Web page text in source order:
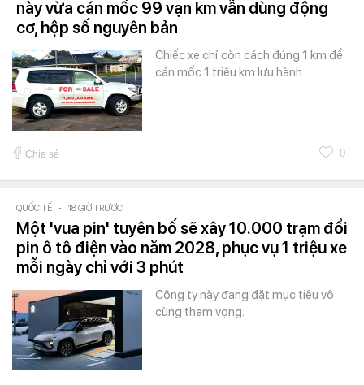
này vừa cán mốc 99 vạn km vẫn dùng động
cơ, hộp số nguyên bản
Chiếc xe chỉ còn cách đúng 1 km để
cán mốc 1 triệu km lưu hành.
Chia sẻ 0
QUỐC TẾ - 18 GIỜ TRƯỚC
Một 'vua pin' tuyên bố sẽ xây 10.000 trạm đổi
pin ô tô điện vào năm 2028, phục vụ 1 triệu xe
mỗi ngày chỉ với 3 phút
Công ty này đang đặt mục tiêu vô
cùng tham vọng.